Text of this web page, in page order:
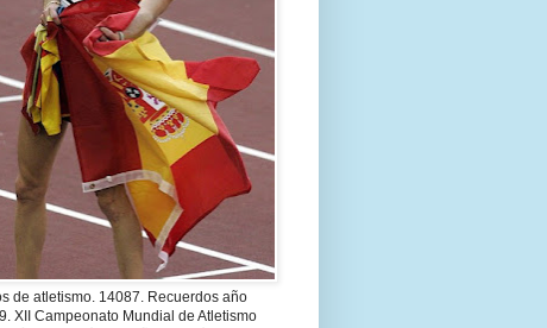
de atletismo. 14087. Recuerdos año
XII Campeonato Mundial de Atletismo